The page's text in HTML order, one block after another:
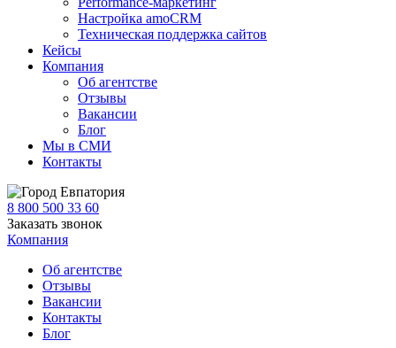
Настройка amoCRM
Техническая поддержка сайтов
Кейсы
Компания
Об агентстве
Отзывы
Вакансии
Блог
Мы в СМИ
Контакты
Евпатория
8 800 500 33 60
Заказать звонок
Компания
Об агентстве
Отзывы
Вакансии
Контакты
Блог